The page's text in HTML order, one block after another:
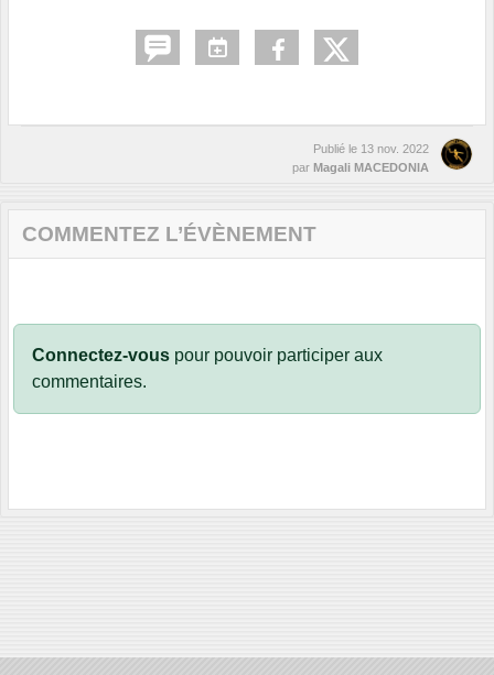
Publié le 13 nov. 2022
par Magali MACEDONIA
COMMENTEZ L’ÉVÈNEMENT
Connectez-vous pour pouvoir participer aux
commentaires.